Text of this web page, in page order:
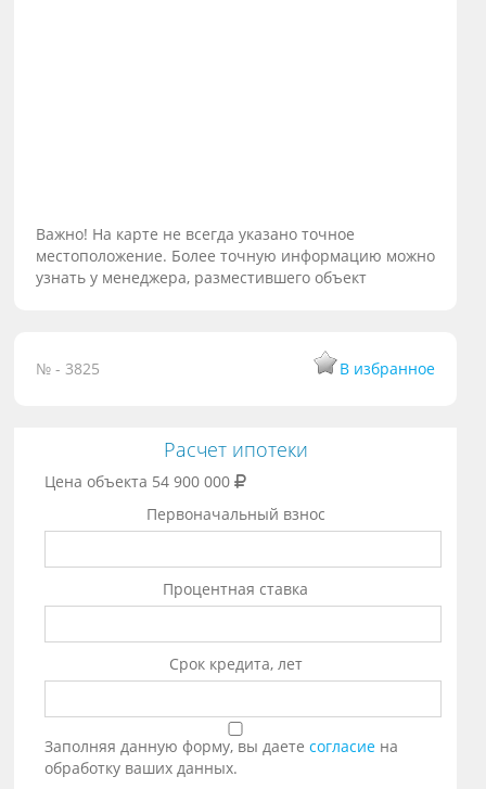
Важно! На карте не всегда указано точное
местоположение. Более точную информацию можно
узнать у менеджера, разместившего объект
№ - 3825 В избранное
Расчет ипотеки
Цена объекта 54 900 000
Первоначальный взнос
Процентная ставка
Срок кредита, лет
Заполняя данную форму, вы даетесогласие на
обработку ваших данных.